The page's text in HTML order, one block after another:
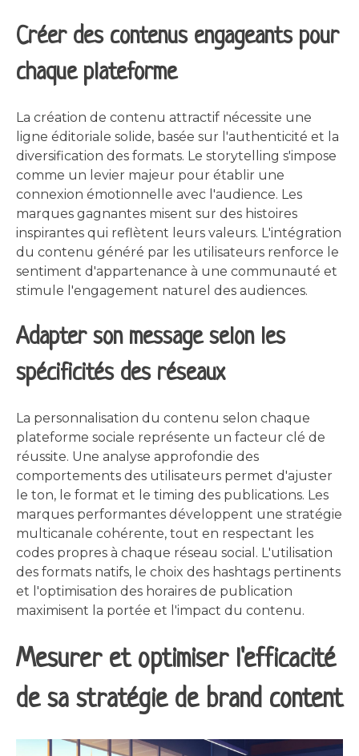
Créer des contenus engageants pour
chaque plateforme
La création de contenu attractif nécessite une
ligne éditoriale solide, basée sur l'authenticité et la
diversification des formats. Le storytelling s'impose
comme un levier majeur pour établir une
connexion émotionnelle avec l'audience. Les
marques gagnantes misent sur des histoires
inspirantes qui reflètent leurs valeurs. L'intégration
du contenu généré par les utilisateurs renforce le
sentiment d'appartenance à une communauté et
stimule l'engagement naturel des audiences.
Adapter son message selon les
spécificités des réseaux
La personnalisation du contenu selon chaque
plateforme sociale représente un facteur clé de
réussite. Une analyse approfondie des
comportements des utilisateurs permet d'ajuster
le ton, le format et le timing des publications. Les
marques performantes développent une stratégie
multicanale cohérente, tout en respectant les
codes propres à chaque réseau social. L'utilisation
des formats natifs, le choix des hashtags pertinents
et l'optimisation des horaires de publication
maximisent la portée et l'impact du contenu.
Mesurer et optimiser l'efficacité
de sa stratégie de brand content